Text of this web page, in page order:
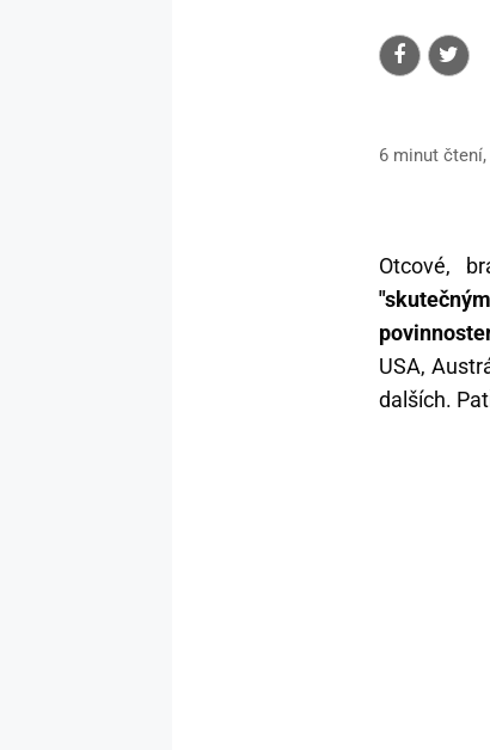
6 minut
Otcové,
USA,
dalších.